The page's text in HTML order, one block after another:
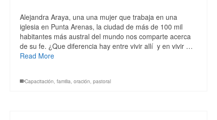
Alejandra Araya, una una mujer que trabaja en una
iglesia en Punta Arenas, la ciudad de más de 100 mil
habitantes más austral del mundo nos comparte acerca
de su fe. ¿Que diferencia hay entre vivir allí y en vivir …
Read More
Capacitación familia oración pastoral